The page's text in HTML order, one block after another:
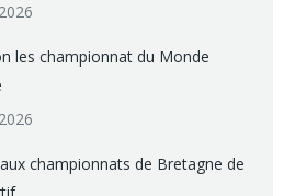
les championnat du Monde
championnats de Bretagne de